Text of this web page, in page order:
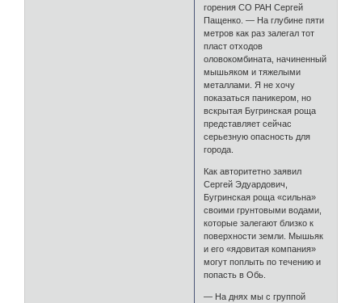
горения СО РАН Сергей
Пащенко. — На глубине пяти
метров как раз залегал тот
пласт отходов
оловокомбината, начиненный
мышьяком и тяжелыми
металлами. Я не хочу
показаться паникером, но
вскрытая Бугринская роща
представляет сейчас
серьезную опасность для
города.
Как авторитетно заявил
Сергей Эдуардович,
Бугринская роща «сильна»
своими грунтовыми водами,
которые залегают близко к
поверхности земли. Мышьяк
и его «ядовитая компания»
могут поплыть по течению и
попасть в Обь.
— На днях мы с группой